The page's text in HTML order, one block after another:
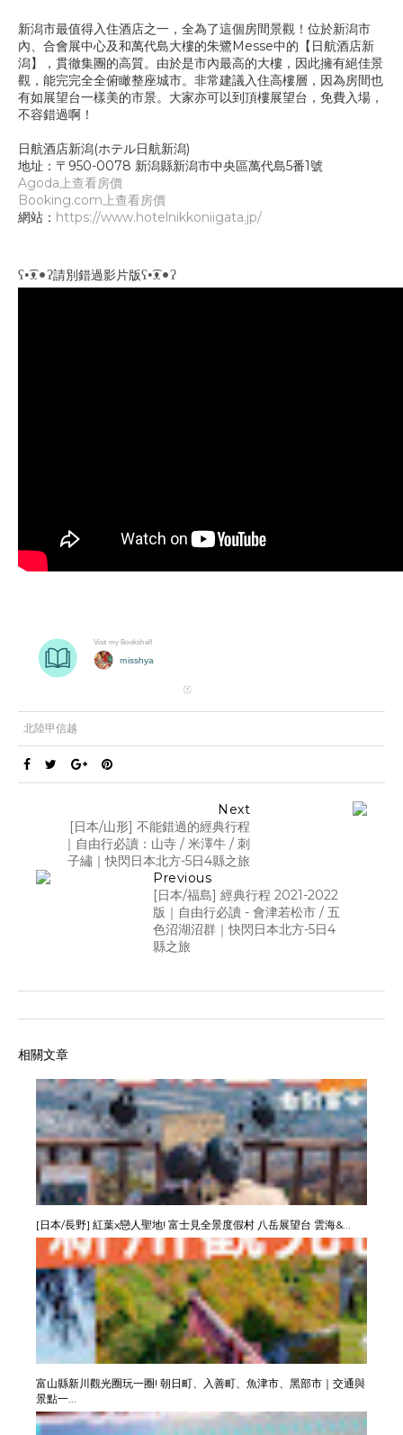
新潟市最值得入住酒店之一，全為了這個房間景觀！位於新潟市
內、合會展中心及和萬代島大樓的朱鷺Messe中的【日航酒店新
潟】，貫徹集團的高質。由於是市內最高的大樓，因此擁有絕佳景
觀，能完完全全俯瞰整座城市。非常建議入住高樓層，因為房間也
有如展望台一樣美的市景。大家亦可以到頂樓展望台，免費入場，
不容錯過啊！
日航酒店新潟(ホテル日航新潟)
地址：〒950-0078 新潟縣新潟市中央區萬代島5番1號
Agoda上查看房價
Booking.com上查看房價
網站： https://www.hotelnikkoniigata.jp/
ʕ•͡ᴥ•ʔ請別錯過影片版ʕ•͡ᴥ•ʔ
北陸甲信越
Next
[日本/山形] 不能錯過的經典行程
｜自由行必讀：山寺 / 米澤牛 / 刺
子繡｜快閃日本北方-5日4縣之旅
Previous
[日本/福島] 經典行程 2021-2022
版｜自由行必讀 - 會津若松市 / 五
色沼湖沼群｜快閃日本北方-5日4
縣之旅
相關文章
[日本/長野] 紅葉x戀人聖地! 富士見全景度假村 八岳展望台 雲海&...
富山縣新川觀光圈玩一圈! 朝日町、入善町、魚津市、黑部市｜交通與
景點一...